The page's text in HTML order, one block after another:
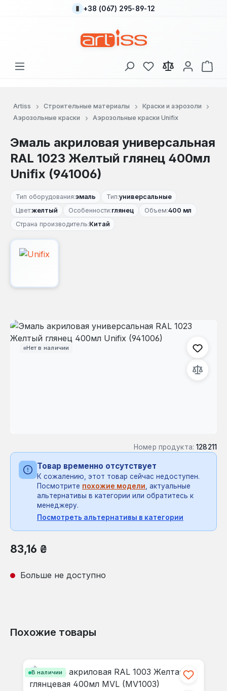
Перейти к основному содержанию
+38 (067) 295-89-12
У вас есть товары
В
Artiss Строительные материалы
Краски и аэрозоли
Аэрозольные краски
Аэрозольные краски Unifix
Эмаль акриловая универсальная
RAL 1023 Желтый глянец 400мл
Unifix (941006)
Тип оборудования:эмаль Тип:универсальные
Цвет:желтый Особенности:глянец Объем:400 мл
Страна производитель:Китай
Нет в наличии
Пропустить галерею изображений
Номер продукта: 128211
Товар временно отсутствует
К сожалению, этот товар сейчас недоступен.
Посмотрите похожие модели, актуальные
альтернативы в категории или обратитесь к
менеджеру.
Посмотреть альтернативы в категории
Обычная цена:
83,16 ₴
Больше не доступно
Похожие товары
В наличии